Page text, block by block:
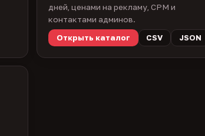
дней, ценами на рекламу, CPM и
контактами админов.
Открыть каталог
CSV JSON